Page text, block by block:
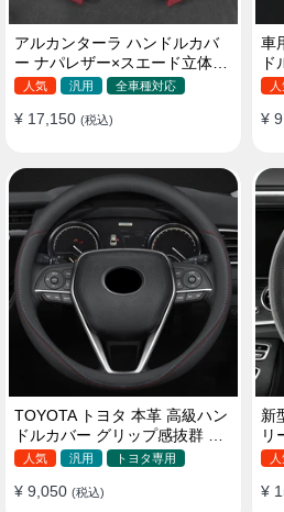
アルカンターラ ハンドルカバ
ー ナパレザー×スエード立体デ
ザイン 四季汎用 O/D型兼用 38-
人気 汎用 全車種対応
¥ 17,150 (税込)
車
ド
感
¥
TOYOTA トヨタ 本革 高級ハン
ドルカバー グリップ感抜群 取
り付け簡単 滑り止め 37~40CM
人気 汎用 トヨタ専用
¥ 9,050 (税込)
新
リ
四
¥